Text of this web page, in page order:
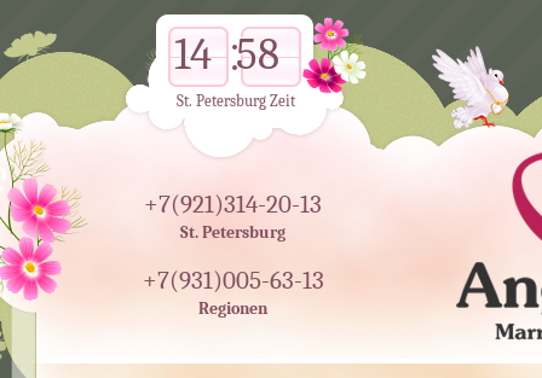
+7(921)314-20-13
St. Petersburg
+7(931)005-63-13
Regionen
14 58
St. Petersburg Zeit